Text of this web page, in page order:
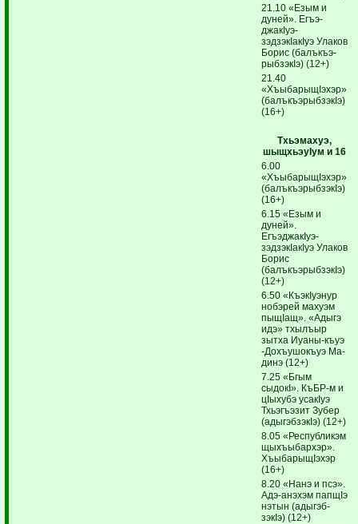
21.10 «Езым и
дуней». Егъэ­
джакIуэ-
зэдзэкIакIуэ Улаков
Борис (балъкъ­э­
рыб­зэкIэ) (12+)
21.40
«ХъыбарыщIэхэр»
(балъкъэрыбзэкIэ)
(16+)
Тхьэмахуэ,
шыщхьэуIум и 16
6.00
«ХъыбарыщIэхэр»
(балъ­къэ­рыбзэкIэ)
(16+)
6.15 «Езым и
дуней».
ЕгъэджакIуэ-
зэдзэкIакIуэ Улаков
Борис
(балъкъэрыбзэкIэ)
(12+)
6.50 «КъэкIуэнур
нобэрей махуэм
пыщIащ». «Адыгэ
идэ» тхылъыр
зытха Иуаны-къуэ
-Дохъушокъуэ Ма­
динэ (12+)
7.25 «Бгым
сыдокI». КъБР-м и
цIыхубэ усакIуэ
Тхьэгъэзит Зубер
(адыгэбзэкIэ) (12+)
8.05 «Республикэм
щыхъыбархэр».
ХъыбарыщIэхэр
(16+)
8.20 «Нанэ и псэ».
Адэ-анэхэм пап­щIэ
нэтын (адыгэб­
зэкIэ) (12+)